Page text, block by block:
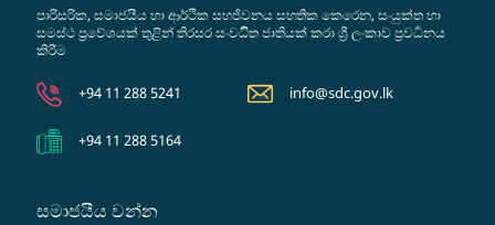
පාරිසරික, සමාජයීය හා ආර්ථික සහජිවනය සහතික කෙරෙන, සංයුක්ත හා
සමස්ථ ප්‍රවේශයක් තුළින් තිරසර සංවර්‍ධිත ජාතියක් කරා ශ්‍රී ලංකාව ප්‍රවර්‍ධනය
කිරීම
+94 11 288 5241 info@sdc.gov.lk
+94 11 288 5164
සමාජයීය වන්න